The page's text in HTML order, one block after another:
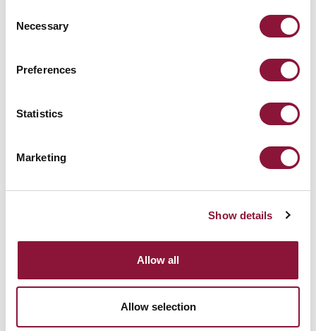
Selection
Necessary
Preferences
Statistics
Marketing
Show details
Allow all
Allow selection